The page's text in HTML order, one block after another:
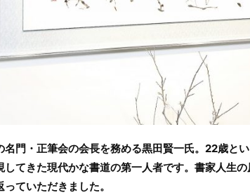
名門・正筆会の会長を務める黒田賢一氏。22歳と
してきた現代かな書道の第一人者です。書家人生
ていただきました。